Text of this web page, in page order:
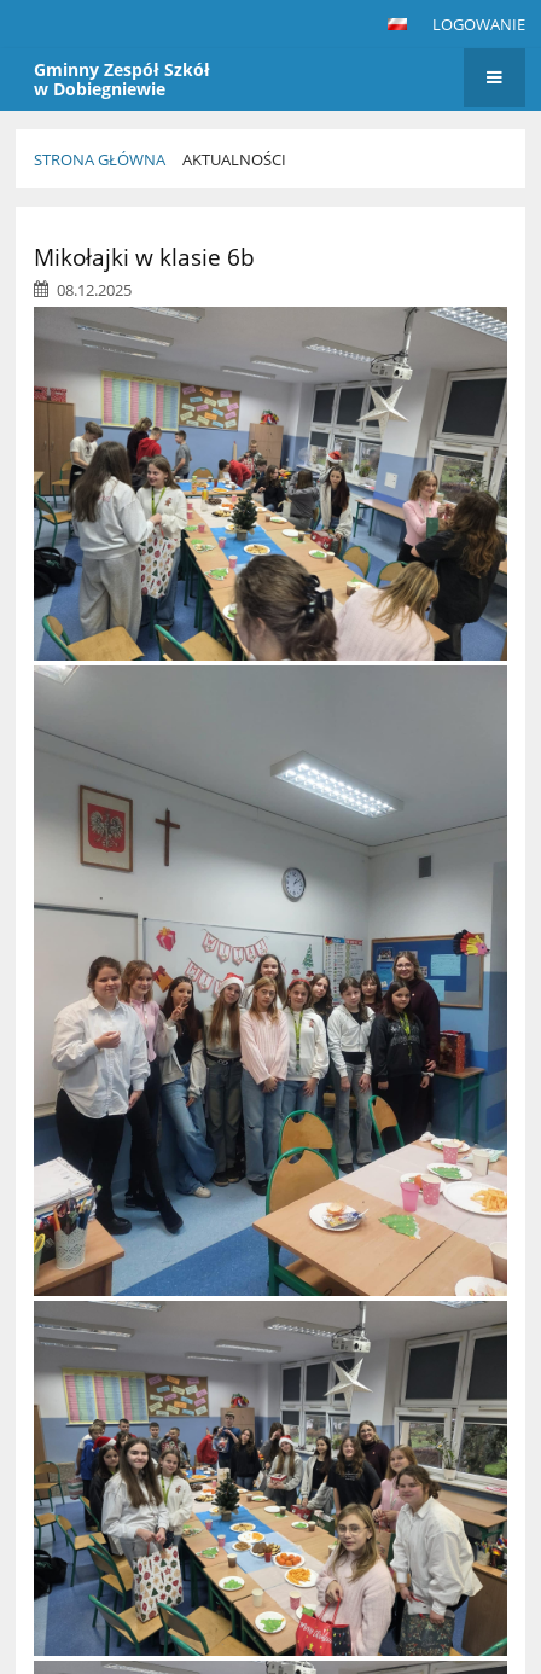
LOGOWANIE
Gminny Zespół Szkół
w Dobiegniewie
STRONA GŁÓWNA AKTUALNOŚCI
Mikołajki w klasie 6b
08.12.2025